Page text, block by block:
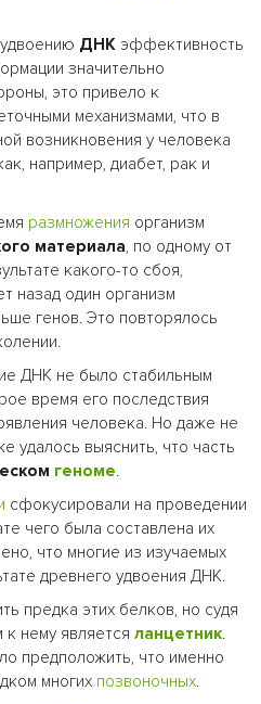
ДНК эффективность
значительно
это привело к
механизмами, что в
возникновения у человека
например, диабет, рак и
размножения организм
материала, по одному от
какого-то сбоя,
назад один организм
генов. Это повторялось
ДНК не было стабильным
время его последствия
человека. Но даже не
удалось выяснить, что часть
геноме.
сфокусировали на проведении
чего была составлена их
что многие из изучаемых
древнего удвоения ДНК.
предка этих белков, но судя
нему является ланцетник.
предположить, что именно
многих позвоночных.